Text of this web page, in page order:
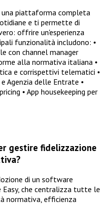
una piattaforma completa
e ti permette di
offrire un'esperienza
funzionalità includono: •
con channel manager
alla normativa italiana •
e corrispettivi telematici •
Agenzia delle Entrate •
• App housekeeping per
gestire fidelizzazione
di un software
che centralizza tutte le
normativa, efficienza